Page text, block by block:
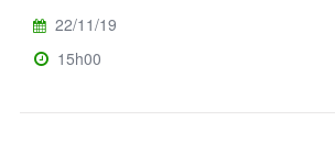
22/11/19
15h00